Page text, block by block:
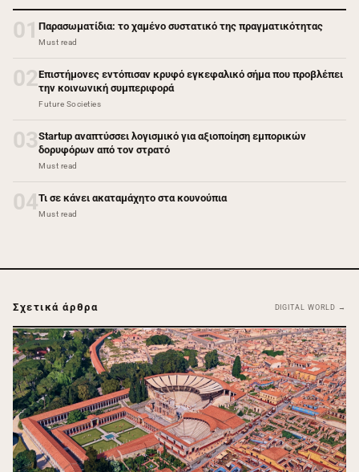
01 Παρασωματίδια: το χαμένο συστατικό της πραγματικότητας
Must read
02Επιστήμονες εντόπισαν κρυφό εγκεφαλικό σήμα που προβλέπει
την κοινωνική συμπεριφορά
Future Societies
03Startup αναπτύσσει λογισμικό για αξιοποίηση εμπορικών
δορυφόρων από τον στρατό
Must read
04Τι σε κάνει ακαταμάχητο στα κουνούπια
Must read
Σχετικά άρθρα DIGITAL WORLD →